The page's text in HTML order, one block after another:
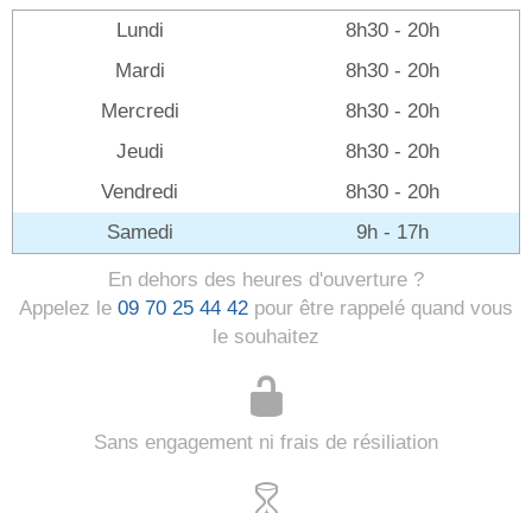
Lundi
8h30 - 20h
Mardi
8h30 - 20h
Mercredi
8h30 - 20h
Jeudi
8h30 - 20h
Vendredi
8h30 - 20h
Samedi
9h - 17h
En dehors des heures d'ouverture ?
Appelez le 09 70 25 44 42 pour être rappelé quand vous
le souhaitez
Sans engagement ni frais de résiliation